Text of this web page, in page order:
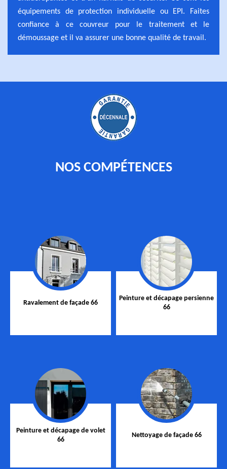
équipements de protection individuelle ou EPI. Faites
confiance à ce couvreur pour le traitement et le
démoussage et il va assurer une bonne qualité de travail.
NOS COMPÉTENCES
Ravalement de façade 66
Peinture et décapage persienne
66
Peinture et décapage de volet
66
Nettoyage de façade 66